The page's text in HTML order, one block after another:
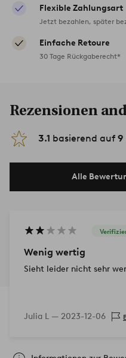
Flexible Zahlungsart
Jetzt bezahlen, später
Einfache Retoure
30 Tage Rückgaberecht*
Rezensionen
3.1 basierend auf 9
Alle
Wenig wertig
Sieht leider nicht sehr
Julia L — 2023-12-06